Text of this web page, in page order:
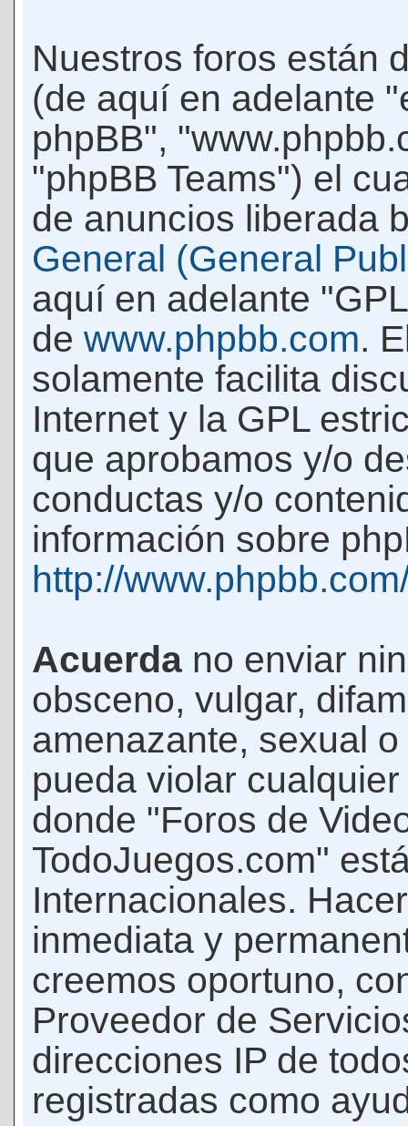
Nuestros foros están
(de aquí en adelante
phpBB",
"phpBB Teams") el
de anuncios liberada
General (General
aquí en adelante
de www.phpbb.com.
solamente facilita
Internet y la GPL
que aprobamos y/o
conductas y/o
información sobre
http://
Acuerda no enviar
obsceno, vulgar,
amenazante, sexual
pueda violar
donde "Foros de
TodoJuegos.com"
Internacionales.
inmediata y
creemos oportuno,
Proveedor de
direcciones IP de
registradas como